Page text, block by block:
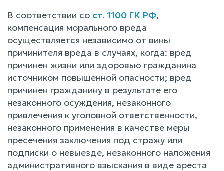
В соответствии со ст. 1100 ГК РФ,
компенсация морального вреда
осуществляется независимо от вины
причинителя вреда в случаях, когда: вред
причинен жизни или здоровью гражданина
источником повышенной опасности; вред
причинен гражданину в результате его
незаконного осуждения, незаконного
привлечения к уголовной ответственности,
незаконного применения в качестве меры
пресечения заключения под стражу или
подписки о невыезде, незаконного наложения
административного взыскания в виде ареста